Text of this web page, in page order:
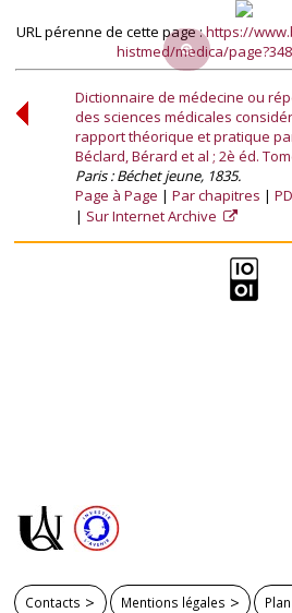
URL pérenne de cette page :https://
histmed/medica/
Dictionnaire de médecine ou
des sciences médicales
rapport théorique et pratique
Béclard, Bérard et al ; 2è éd.
Paris : Béchet jeune, 1835.
Page à Page
Par chapitres
Sur Internet Archive
Contacts Mentions légales